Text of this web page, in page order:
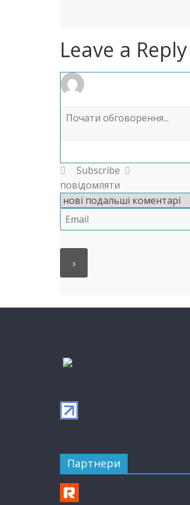
Leave a Reply
Subscribe
повідомляти
Партнери